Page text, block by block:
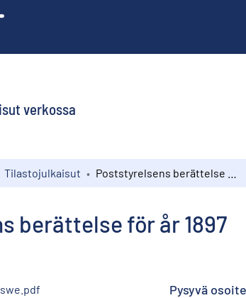
verkossa
Tilastojulkaisut
berättelse för år 1897
Pysyvä osoite